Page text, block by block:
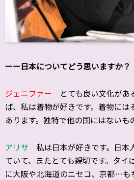
ーー日本についてどう思いますか？
ジェニファー とても良い文化があ
ば、私は着物が好きです。着物には
あります。独特で他の国にはないも
アリサ 私は日本が好きです。日本
ていて、またとても親切です。タイ
に大阪や北海道のニセコ、京都…も